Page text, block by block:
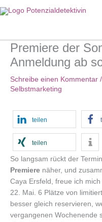
Inhalt
Premiere der
Anmeldung ab
Schreibe einen Kommentar /
Selbstmarketing
teilen
teilen
So langsam rückt der
Premiere näher, und
Caya Ersfeld, freue ich
22. Mai. 6 Plätze von
besser gleich reservieren,
vergangenen Wochenende